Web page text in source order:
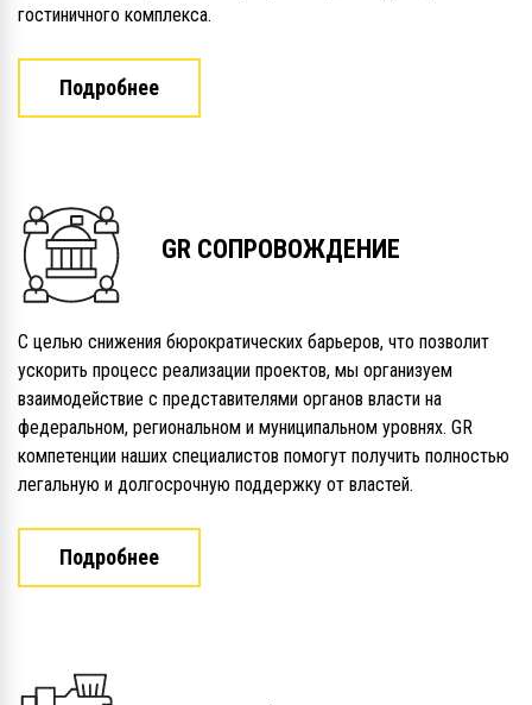
гостиничного комплекса.
Подробнее
GR СОПРОВОЖДЕНИЕ
С целью снижения бюрократических барьеров, что позволит
ускорить процесс реализации проектов, мы организуем
взаимодействие с представителями органов власти на
федеральном, региональном и муниципальном уровнях. GR
компетенции наших специалистов помогут получить полностью
легальную и долгосрочную поддержку от властей.
Подробнее